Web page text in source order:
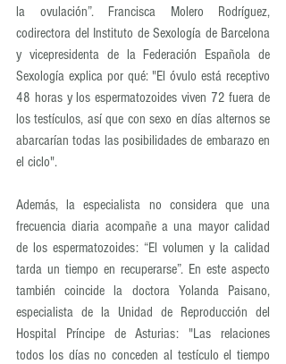
la ovulación”. Francisca Molero Rodríguez,
codirectora del Instituto de Sexología de Barcelona
y vicepresidenta de la Federación Española de
Sexología explica por qué: "El óvulo está receptivo
48 horas y los espermatozoides viven 72 fuera de
los testículos, así que con sexo en días alternos se
abarcarían todas las posibilidades de embarazo en
el ciclo".
Además, la especialista no considera que una
frecuencia diaria acompañe a una mayor calidad
de los espermatozoides: “El volumen y la calidad
tarda un tiempo en recuperarse”. En este aspecto
también coincide la doctora Yolanda Paisano,
especialista de la Unidad de Reproducción del
Hospital Príncipe de Asturias: "Las relaciones
todos los días no conceden al testículo el tiempo